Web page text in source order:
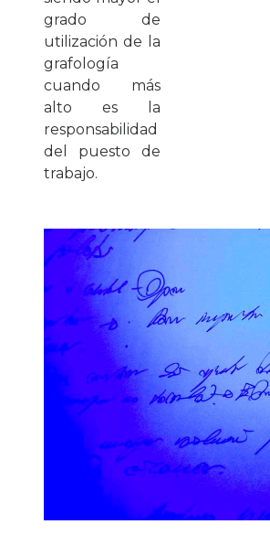
grado de
utilización de la
grafología
cuando más
alto es la
responsabilidad
del puesto de
trabajo.